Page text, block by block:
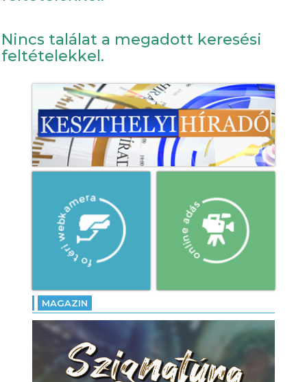
Nincs találat a megadott keresési
feltételekkel.
MAGAZIN